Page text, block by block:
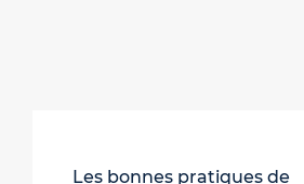
Les bonnes pratiques de